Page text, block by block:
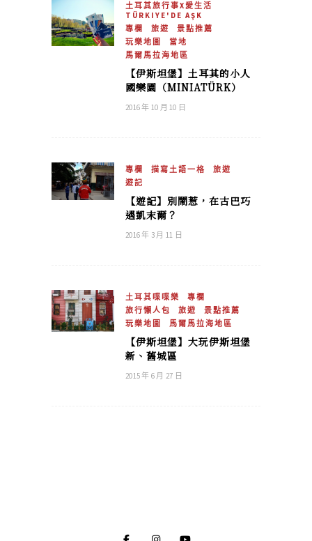
土耳其旅行事X愛生活
TÜRKIYE'DE AŞK
專欄
旅遊
景點推薦
玩樂地圖
當地
馬爾馬拉海地區
【伊斯坦堡】土耳其的小人
國樂園（MINIATÜRK）
2016 年 10 月 10 日
專欄 描寫土語一格
旅遊
遊記
【遊記】別鬧惹，在古巴巧
遇凱末爾？
2016 年 3 月 11 日
土耳其喋喋樂
專欄
旅行懶人包
旅遊
景點推薦
玩樂地圖
馬爾馬拉海地區
【伊斯坦堡】大玩伊斯坦堡
新、舊城區
2015 年 6 月 27 日